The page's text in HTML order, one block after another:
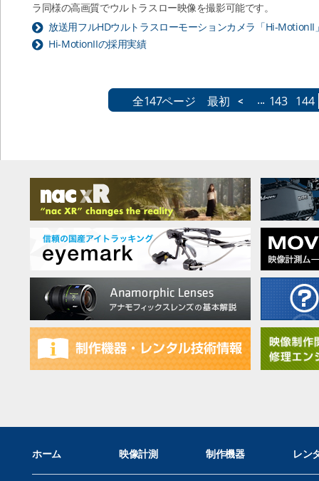
ラ同様の高画質でウルトラスロー映像を撮影可能です。
放送用フルHDウルトラスローモーションカメラ「Hi-MotionII
Hi-MotionIIの採用実績
全147ページ 最初 < ... 143 144
ホーム 映像計測 制作機器 レン